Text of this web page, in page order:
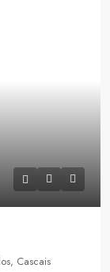
Cascais